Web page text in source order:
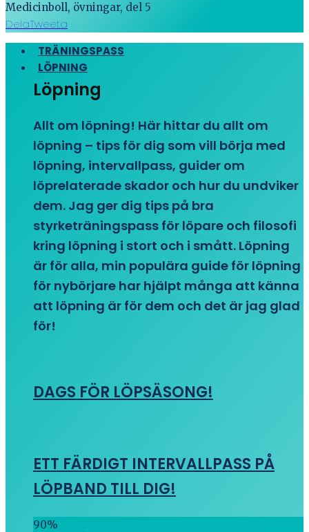
Medicinboll, övningar, del 5
DelaTweeta
TRÄNINGSPASS
LÖPNING
Löpning
Allt om löpning! Här hittar du allt om
löpning – tips för dig som vill börja med
löpning, intervallpass, guider om
löprelaterade skador och hur du undviker
dem. Jag ger dig tips på bra
styrketräningspass för löpare och filosofi
kring löpning i stort och i smått. Löpning
är för alla, min populära guide för löpning
för nybörjare har hjälpt många att känna
att löpning är för dem och det är jag glad
för!
DAGS FÖR LÖPSÄSONG!
ETT FÄRDIGT INTERVALLPASS PÅ
LÖPBAND TILL DIG!
90%